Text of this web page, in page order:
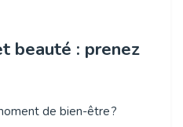
beauté : prenez
de bien-être ?